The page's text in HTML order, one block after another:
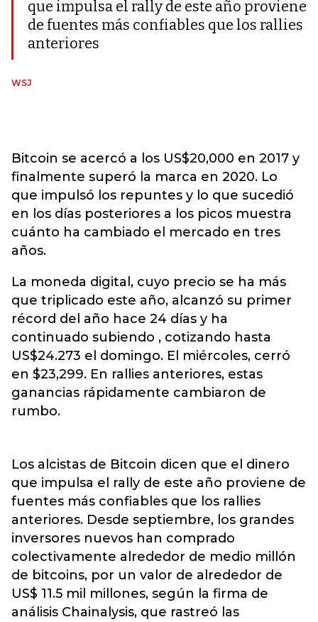
que impulsa el rally de este año proviene
de fuentes más confiables que los rallies
anteriores
WSJ
Bitcoin se acercó a los US$20,000 en 2017 y
finalmente superó la marca en 2020. Lo
que impulsó los repuntes y lo que sucedió
en los días posteriores a los picos muestra
cuánto ha cambiado el mercado en tres
años.
La moneda digital, cuyo precio se ha más
que triplicado este año, alcanzó su primer
récord del año hace 24 días y ha
continuado subiendo , cotizando hasta
US$24.273 el domingo. El miércoles, cerró
en $23,299. En rallies anteriores, estas
ganancias rápidamente cambiaron de
rumbo.
Los alcistas de Bitcoin dicen que el dinero
que impulsa el rally de este año proviene de
fuentes más confiables que los rallies
anteriores. Desde septiembre, los grandes
inversores nuevos han comprado
colectivamente alrededor de medio millón
de bitcoins, por un valor de alrededor de
US$ 11.5 mil millones, según la firma de
análisis Chainalysis, que rastreó las